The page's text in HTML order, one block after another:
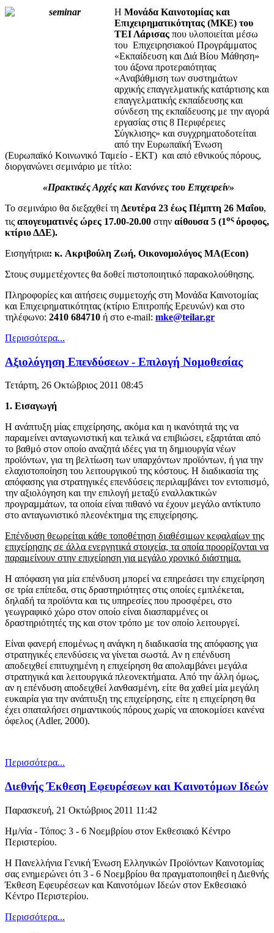
Η Μονάδα Καινοτομίας και
Επιχειρηματικότητας (ΜΚΕ) του
ΤΕΙ Λάρισας που υλοποιείται μέσω
του Επιχειρησιακού Προγράμματος
«Εκπαίδευση και Διά Βίου Μάθηση»
του άξονα προτεραιότητας
«Αναβάθμιση των συστημάτων
αρχικής επαγγελματικής κατάρτισης και
επαγγελματικής εκπαίδευσης και
σύνδεση της εκπαίδευσης με την αγορά
εργασίας στις 8 Περιφέρειες
Σύγκλισης» και συγχρηματοδοτείται
από την Ευρωπαϊκή Ένωση
(Ευρωπαϊκό Κοινωνικό Ταμείο - ΕΚΤ) και από εθνικούς πόρους,
διοργανώνει σεμινάριο με τίτλο:
«Πρακτικές Αρχές και Κανόνες του Επιχειρείν»
Το σεμινάριο θα διεξαχθεί τη Δευτέρα 23 έως Πέμπτη 26 Μαΐου,
τις απογευματινές ώρες 17.00-20.00 στην αίθουσα 5 (1οςόροφος,
κτίριο ΔΔΕ).
Εισηγήτρια: κ. Ακριβούλη Ζωή, Οικονομολόγος MA(Econ)
Στους συμμετέχοντες θα δοθεί πιστοποιητικό παρακολούθησης.
Πληροφορίες και αιτήσεις συμμετοχής στη Μονάδα Καινοτομίας
και Επιχειρηματικότητας (κτίριο Επιτροπής Ερευνών) και στο
τηλέφωνο: 2410 684710 ή στο e-mail: mke@teilar.gr
Περισσότερα...
Αξιολόγηση Επενδύσεων - Επιλογή Νομοθεσίας
Τετάρτη, 26 Οκτώβριος 2011 08:45
1. Εισαγωγή
Η ανάπτυξη µίας επιχείρησης, ακόμα και η ικανότητά της να
παραμείνει ανταγωνιστική και τελικά να επιβιώσει, εξαρτάται από
το βαθμό στον οποίο αναζητά ιδέες για τη δημιουργία νέων
προϊόντων, για τη βελτίωση των υπαρχόντων προϊόντων, ή για την
ελαχιστοποίηση του λειτουργικού της κόστους. Η διαδικασία της
απόφασης για στρατηγικές επενδύσεις περιλαμβάνει τον εντοπισμό,
την αξιολόγηση και την επιλογή μεταξύ εναλλακτικών
προγραµµάτων, τα οποία είναι πιθανό να έχουν μεγάλο αντίκτυπο
στο ανταγωνιστικό πλεονέκτημα της επιχείρησης.
Επένδυση θεωρείται κάθε τοποθέτηση διαθέσιμων κεφαλαίων της
επιχείρησης σε άλλα ενεργητικά στοιχεία, τα οποία προορίζονται να
παραμείνουν στην επιχείρηση για μεγάλο χρονικό διάστημα.
Η απόφαση για µία επένδυση μπορεί να επηρεάσει την επιχείρηση
σε τρία επίπεδα, στις δραστηριότητες στις οποίες εμπλέκεται,
δηλαδή τα προϊόντα και τις υπηρεσίες που προσφέρει, στο
γεωγραφικό χώρο στον οποίο είναι διασπαρμένες οι
δραστηριότητές της και στον τρόπο µε τον οποίο λειτουργεί.
Είναι φανερή επομένως η ανάγκη η διαδικασία της απόφασης για
στρατηγικές επενδύσεις να γίνεται σωστά. Αν η επένδυση
αποδειχθεί επιτυχημένη η επιχείρηση θα απολαμβάνει μεγάλα
στρατηγικά και λειτουργικά πλεονεκτήματα. Από την άλλη όμως,
αν η επένδυση αποδειχθεί λανθασμένη, είτε θα χαθεί µία μεγάλη
ευκαιρία για την ανάπτυξη της επιχείρησης, είτε η επιχείρηση θα
έχει σπαταλήσει σημαντικούς πόρους χωρίς να αποκομίσει κανένα
όφελος (Adler, 2000).
Περισσότερα...
Διεθνής Έκθεση Εφευρέσεων και Καινοτόμων Ιδεών
Παρασκευή, 21 Οκτώβριος 2011 11:42
Ημ/νία - Τόπος: 3 - 6 Νοεμβρίου στον Εκθεσιακό Κέντρο
Περιστερίου.
Η Πανελλήνια Γενική Ένωση Ελληνικών Προϊόντων Καινοτομίας
σας ενημερώνει ότι 3 - 6 Νοεμβρίου θα πραγματοποιηθεί η Διεθνής
Έκθεση Εφευρέσεων και Καινοτόμων Ιδεών στον Εκθεσιακό
Κέντρο Περιστερίου.
Περισσότερα...